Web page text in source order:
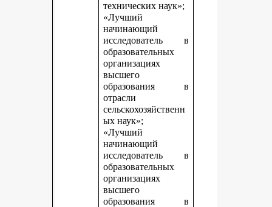
технических наук»;
«Лучший
начинающий
исследователь в
образовательных
организациях
высшего
образования в
отрасли
сельскохозяйственн
ых наук»;
«Лучший
начинающий
исследователь в
образовательных
организациях
высшего
образования в